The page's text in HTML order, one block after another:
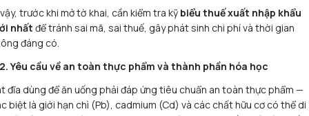
trước khi mở tờ khai, cần kiểm tra kỹ biểu thuế xuất nhập khẩu
nhất để tránh sai mã, sai thuế, gây phát sinh chi phí và thời gian
đáng có.
Yêu cầu về an toàn thực phẩm và thành phần hóa học
đĩa dùng để ăn uống phải đáp ứng tiêu chuẩn an toàn thực phẩm —
biệt là giới hạn chì (Pb), cadmium (Cd) và các chất hữu cơ có thể di